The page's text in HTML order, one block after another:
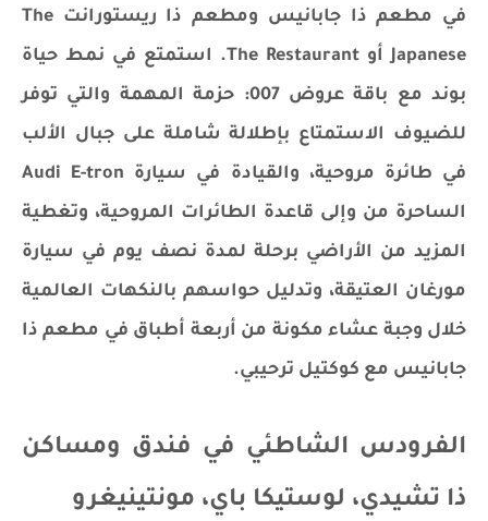
في مطعم ذا جابانيس ومطعم ذا ريستورانت The
Japanese أو The Restaurant. استمتع في نمط حياة
بوند مع باقة عروض 007: حزمة المهمة والتي توفر
للضيوف الاستمتاع بإطلالة شاملة على جبال الألب
في طائرة مروحية، والقيادة في سيارة Audi E-tron
الساحرة من وإلى قاعدة الطائرات المروحية، وتغطية
المزيد من الأراضي برحلة لمدة نصف يوم في سيارة
مورغان العتيقة، وتدليل حواسهم بالنكهات العالمية
خلال وجبة عشاء مكونة من أربعة أطباق في مطعم ذا
جابانيس مع كوكتيل ترحيبي.
الفرودس الشاطئي في فندق ومساكن
ذا تشيدي، لوستيكا باي، مونتينيغرو